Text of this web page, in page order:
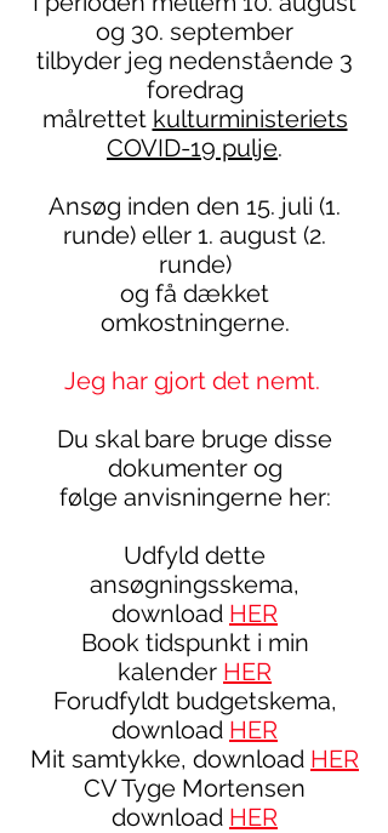
og 30. september
tilbyder jeg nedenstående 3
foredrag
målrettet kulturministeriets
COVID-19 pulje.
Ansøg inden den 15. juli (1.
runde) eller 1. august (2.
runde)
og få dækket
omkostningerne.
Jeg har gjort det nemt.
Du skal bare bruge disse
dokumenter og
følge anvisningerne her:
Udfyld dette
ansøgningsskema,
download HER
Book tidspunkt i min
kalender HER
Forudfyldt budgetskema,
download HER
Mit samtykke, download HER
CV Tyge Mortensen
download HER